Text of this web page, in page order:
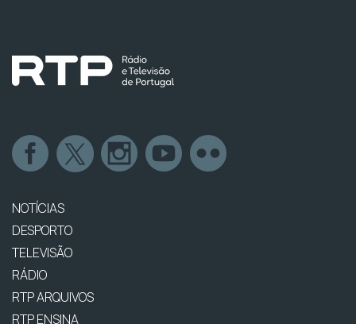
NOTÍCIAS
DESPORTO
TELEVISÃO
RÁDIO
RTP ARQUIVOS
RTP ENSINA